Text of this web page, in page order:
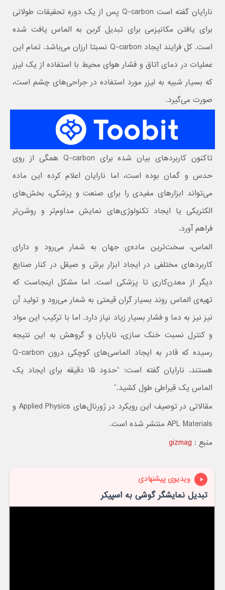
نارایان گفته است Q-carbon پس از یک دوره تحقیقات طولانی
برای یافتن مکانیزمی برای تبدیل کربن به الماس یافت شده
است. کل فرایند ایجاد Q-carbon نسبتا ارزان می‌باشد. تمام این
عملیات در دمای اتاق و فشار هوای محیط با استفاده از یک لیزر
که بسیار شبیه به لیزر مورد استفاده در جراحی‌های چشم است،
صورت می‌گیرد.
تاکنون کاربردهای بیان شده برای Q-carbon همگی از روی
حدس و گمان بوده است، اما نارایان اعلام کرده این ماده
می‌تواند ابزارهای مفیدی را برای صنعت و پزشکی، بخش‌های
الکتریکی یا ایجاد تکنولوژی‌های نمایش مداوم‌تر و روشن‌تر
فراهم آورد.
الماس، سخت‌ترین ماده‌ی جهان به شمار می‌رود و دارای
کاربردهای مختلفی در ایجاد ابزار برش و صیقل در کنار صنایع
دیگر از معدن‌کاری تا پزشکی است. اما مشکل اینجاست که
تهیه‌ی الماس روند بسیار گران قیمتی به شمار می‌رود و تولید آن
نیز نیز به دما و فشار بسیار زیاد نیاز دارد. اما با ترکیب این مواد
و کنترل نسبت خنک سازی، نایاران و گروهش به این نتیجه
رسیده که قادر به ایجاد الماسی‌های کوچکی درون Q-carbon
هستند. نارایان گفته است: “حدود ۱۵ دقیقه برای ایجاد یک
الماس یک قیراطی طول کشید.”
مقالاتی در توصیف این رویکرد در ژورنال‌های Applied Physics و
APL Materials منتشر شده است.
منبع : gizmag
ویدیوی پیشنهادی
تبدیل نمایشگر گوشی به اسپیکر